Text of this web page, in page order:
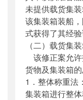
未提供载货集
该集装箱装船
式获得了其经验
（二）载货集
该修正案允
货物及集装箱
1．整体称重法
集装箱进行整体